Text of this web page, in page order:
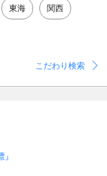
東海 関西
こだわり検索